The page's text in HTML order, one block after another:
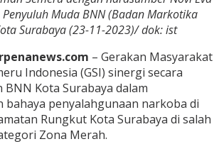
Penyuluh Muda BNN (Badan Markotika
Surabaya (23-11-2023)/ dok: ist
– Gerakan Masyarakat
Indonesia (GSI) sinergi secara
Kota Surabaya dalam
bahaya penyalahgunaan narkoba di
Rungkut Kota Surabaya di salah
Zona Merah.